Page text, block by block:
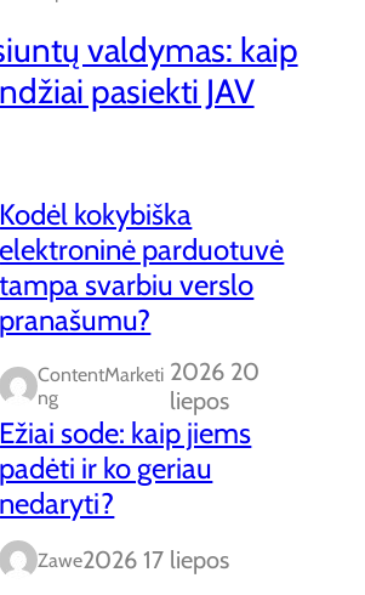
valdymas: kaip
pasiekti JAV
Kodėl kokybiška
elektroninė parduotuvė
tampa svarbiu verslo
pranašumu?
ContentMarketi
Ng
2026 20
liepos
Ežiai sode: kaip jiems
padėti ir ko geriau
nedaryti?
Zawe2026 17 liepos